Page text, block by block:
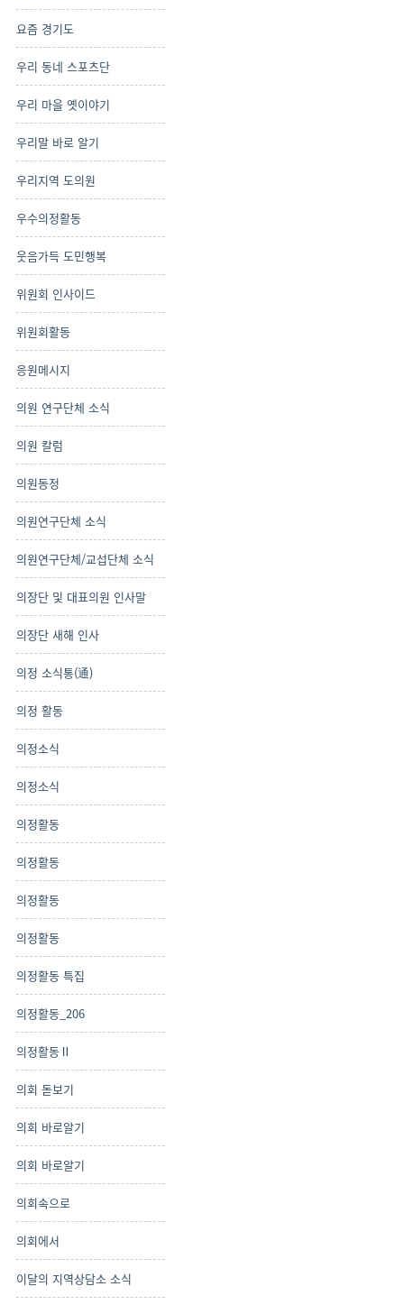
요즘 경기도
우리 동네 스포츠단
우리 마을 옛이야기
우리말 바로 알기
우리지역 도의원
우수의정활동
웃음가득 도민행복
위원회 인사이드
위원회활동
응원메시지
의원 연구단체 소식
의원 칼럼
의원동정
의원연구단체 소식
의원연구단체/교섭단체 소식
의장단 및 대표의원 인사말
의장단 새해 인사
의정 소식통(通)
의정 활동
의정소식
의정소식
의정활동
의정활동
의정활동
의정활동
의정활동 특집
의정활동_206
의정활동Ⅱ
의회 돋보기
의회 바로알기
의회 바로알기
의회속으로
의회에서
이달의 지역상담소 소식